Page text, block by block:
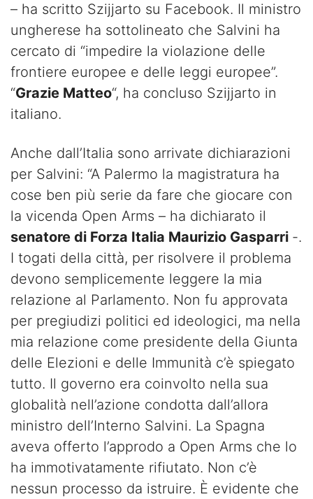
– ha scritto Szijjarto su Facebook. Il ministro
ungherese ha sottolineato che Salvini ha
cercato di “impedire la violazione delle
frontiere europee e delle leggi europee”.
“Grazie Matteo“, ha concluso Szijjarto in
italiano.
Anche dall’Italia sono arrivate dichiarazioni
per Salvini: “A Palermo la magistratura ha
cose ben più serie da fare che giocare con
la vicenda Open Arms – ha dichiarato il
senatore di Forza Italia Maurizio Gasparri -.
I togati della città, per risolvere il problema
devono semplicemente leggere la mia
relazione al Parlamento. Non fu approvata
per pregiudizi politici ed ideologici, ma nella
mia relazione come presidente della Giunta
delle Elezioni e delle Immunità c’è spiegato
tutto. Il governo era coinvolto nella sua
globalità nell’azione condotta dall’allora
ministro dell’Interno Salvini. La Spagna
aveva offerto l’approdo a Open Arms che lo
ha immotivatamente rifiutato. Non c’è
nessun processo da istruire. È evidente che